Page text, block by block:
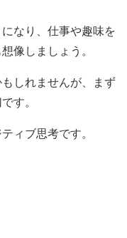
なり、仕事や趣味を
像しましょう。
しれませんが、まず
す。
ィブ思考です。